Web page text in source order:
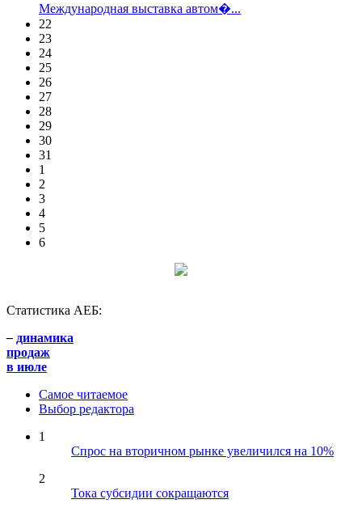
Международная выставка автом�...
22
23
24
25
26
27
28
29
30
31
1
2
3
4
5
6
Статистика АЕБ:
– динамика
продаж
в июле
Самое читаемое
Выбор редактора
1
Спрос на вторичном рынке увеличился на 10%
2
Тока субсидии сокращаются